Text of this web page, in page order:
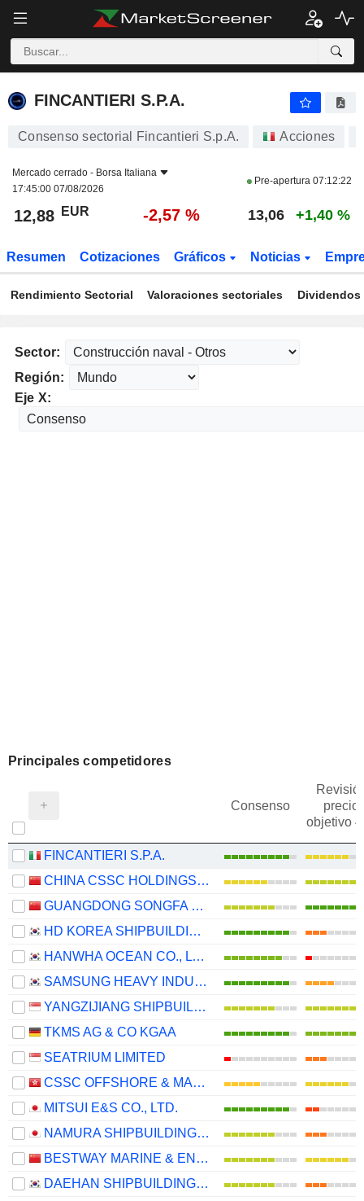
FINCANTIERI S.P.A. -2,57 %
FINCANTIERI S.P.A.
Consenso sectorial Fincantieri S.p.A. Acciones
Mercado cerrado - Borsa Italiana
17:45:00 07/08/2026
Pre-apertura 07:12:22
12,88 EUR -2,57 % 13,06 +1,40 %
Resumen Cotizaciones Gráficos Noticias
Rendimiento Sectorial Valoraciones sectoriales
Sector:
Región:
Eje X:
Principales competidores
Consenso
precio
objetivo
FINCANTIERI S.P.A.
CHINA CSSC HOLDINGS LIMITED
GUANGDONG SONGFA CERAMICS CO.,LTD.
HD KOREA SHIPBUILDING & OFFSHORE ENGINEERING CO., LTD.
HANWHA OCEAN CO., LTD.
SAMSUNG HEAVY INDUSTRIES CO., LTD.
YANGZIJIANG SHIPBUILDING (HOLDINGS) LTD.
TKMS AG & CO KGAA
SEATRIUM LIMITED
CSSC OFFSHORE & MARINE ENGINEERING (GROUP) COMPANY LIMITED
MITSUI E&S CO., LTD.
NAMURA SHIPBUILDING CO., LTD.
BESTWAY MARINE & ENERGY TECHNOLOGY CO.,LTD
DAEHAN SHIPBUILDING CO., LTD.